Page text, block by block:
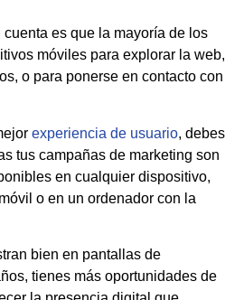
cuenta es que la mayoría de los
móviles para explorar la web,
o para ponerse en contacto con
experiencia de usuario, debes
tus campañas de marketing son
en cualquier dispositivo,
o en un ordenador con la
bien en pantallas de
tienes más oportunidades de